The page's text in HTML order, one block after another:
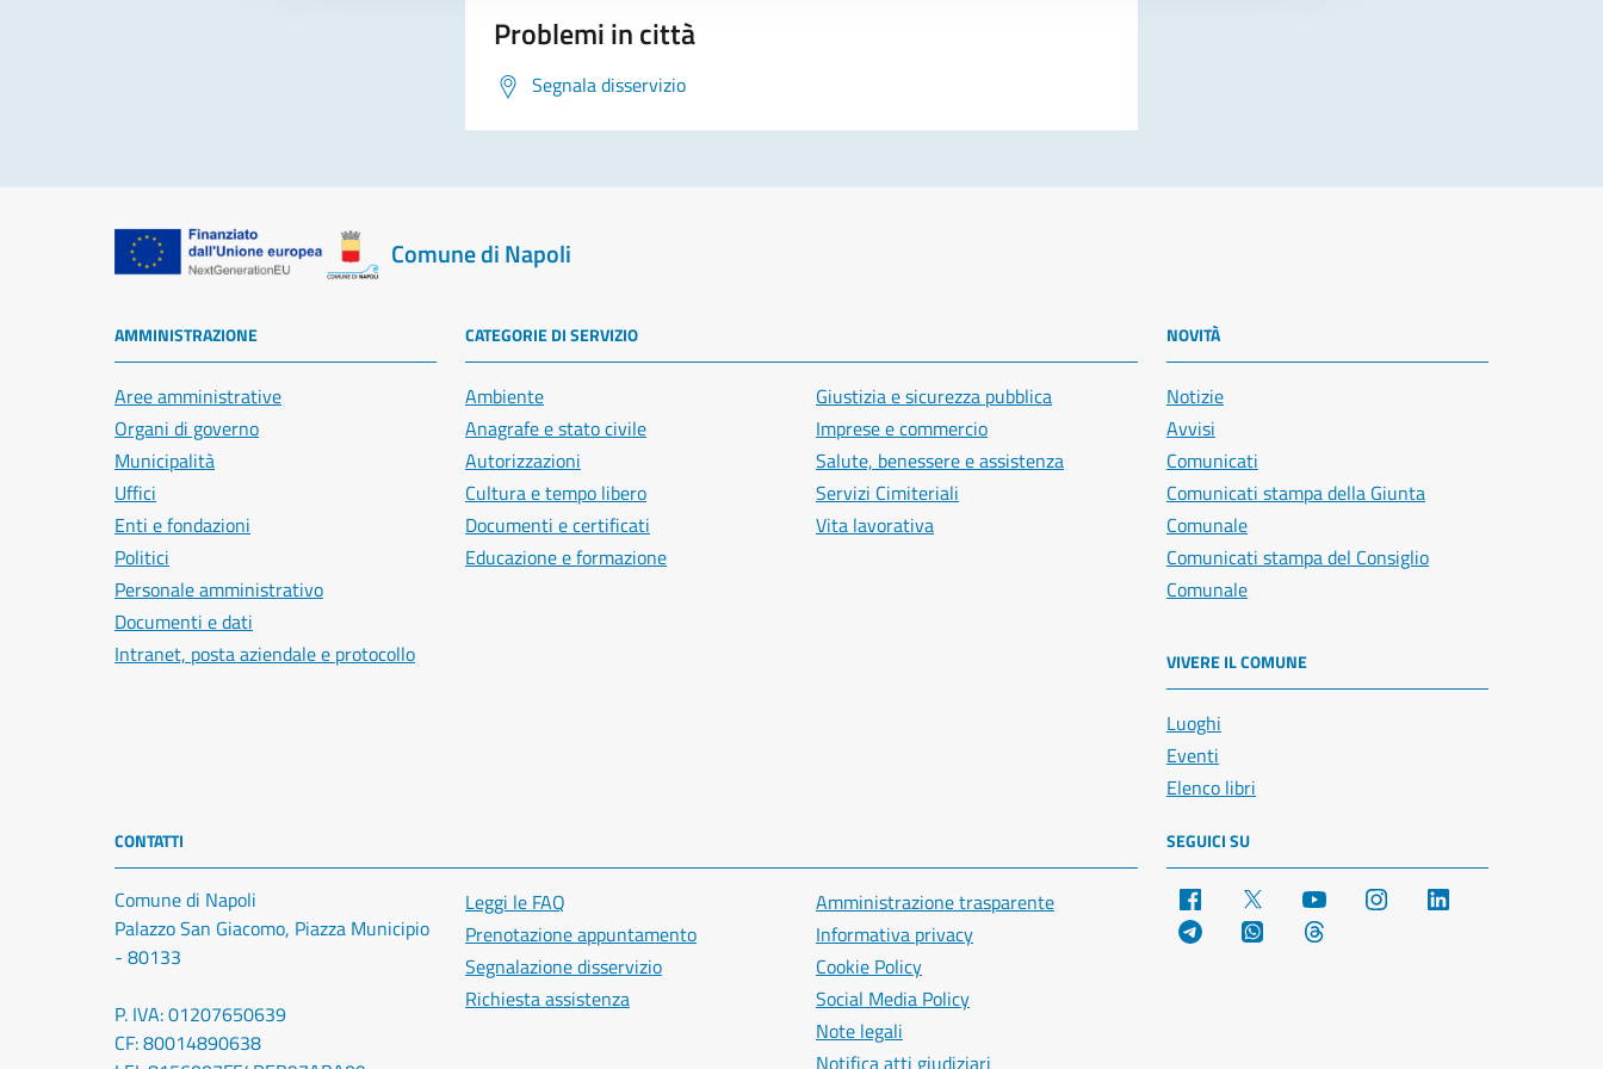
Problemi in città
Segnala disservizio
Comune di Napoli
AMMINISTRAZIONE
Aree amministrative
Organi di governo
Municipalità
Uffici
Enti e fondazioni
Politici
Personale amministrativo
Documenti e dati
Intranet, posta aziendale e protocollo
CATEGORIE DI SERVIZIO
Ambiente
Anagrafe e stato civile
Autorizzazioni
Cultura e tempo libero
Documenti e certificati
Educazione e formazione
Giustizia e sicurezza pubblica
Imprese e commercio
Salute, benessere e assistenza
Servizi Cimiteriali
Vita lavorativa
NOVITÀ
Notizie
Avvisi
Comunicati
Comunicati stampa della Giunta
Comunale
Comunicati stampa del Consiglio
Comunale
VIVERE IL COMUNE
Luoghi
Eventi
Elenco libri
CONTATTI
Comune di Napoli
Palazzo San Giacomo, Piazza Municipio
- 80133
P. IVA: 01207650639
CF: 80014890638
Leggi le FAQ
Prenotazione appuntamento
Segnalazione disservizio
Richiesta assistenza
Amministrazione trasparente
Informativa privacy
Cookie Policy
Social Media Policy
Note legali
SEGUICI SU
Facebook YouTube Instagram
Telegram WhatsApp